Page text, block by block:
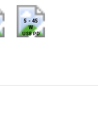
5 - 45
W
USB PD